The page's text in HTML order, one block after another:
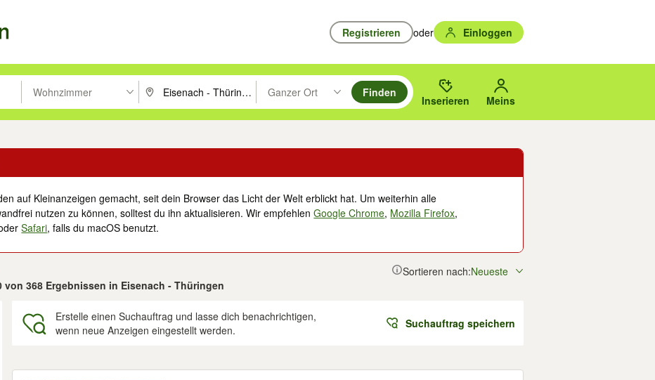
Registrieren oder Einloggen
um zu suchen, oder Vorschläge mit den Pfeiltasten nach oben/unten durchsuchen und mit Eingabetaste auswählen.
Wohnzimmer PLZ oder Ort eingeben. Eingabetaste drücken um zu suchen, oder Vorschläge mit den Pfeiltasten nach oben/
Ganzer Ort
Suche im Umkreis des gewählten Orts oder PLZ.
Finden
Inserieren Meins
auf Kleinanzeigen gemacht, seit dein Browser das Licht der Welt erblickt hat. Um weiterhin alle
nutzen zu können, solltest du ihn aktualisieren. Wir empfehlenGoogle Chrome, Mozilla Firefox,
Safari, falls du macOS benutzt.
von 368 Ergebnissen in Eisenach - Thüringen
Sortieren nach:Neueste
Erstelle einen Suchauftrag und lasse dich benachrichtigen,
wenn neue Anzeigen eingestellt werden.
Suchauftrag speichern